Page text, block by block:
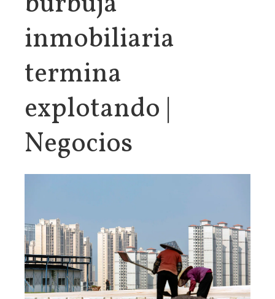
inmobiliaria
termina
explotando |
Negocios